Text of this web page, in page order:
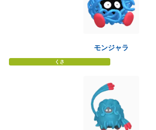
モンジャラ
くさ